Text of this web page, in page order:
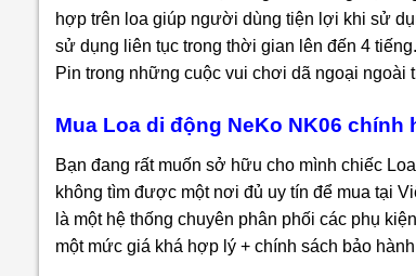
hợp trên loa giúp người dùng tiện lợi khi sử
sử dụng liên tục trong thời gian lên đến 4
Pin trong những cuộc vui chơi dã ngoại ngoài
Mua Loa di động NeKo NK06 chính
Bạn đang rất muốn sở hữu cho mình chiếc
không tìm được một nơi đủ uy tín để mua tại
là một hệ thống chuyên phân phối các phụ
một mức giá khá hợp lý + chính sách bảo